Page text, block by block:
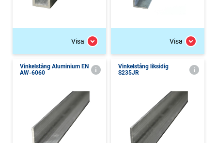
Visa Visa
Vinkelstång Aluminium EN
AW-6060
Vinkelstång liksidig
S235JR